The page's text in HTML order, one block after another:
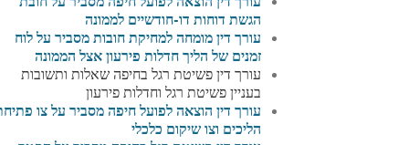
הגשת דוחות דו-חודשיים לממונה
עורך דין מומחה למחיקת חובות מסביר על לוח
זמנים של הליך חדלות פירעון אצל הממונה
עורך דין פשיטת רגל בחיפה שאלות ותשובות
בעניין פשיטת רגל וחדלות פירעון
עורך דין הוצאה לפועל חיפה מסביר על צו
הליכים וצו שיקום כלכלי